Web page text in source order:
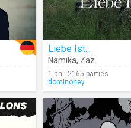
Liebe Ist...
Namika, Zaz
1 an | 2165 parties
dominohey